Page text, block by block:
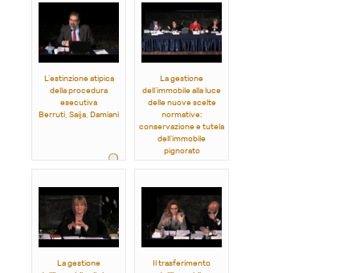
L’estinzione atipica
della procedura
esecutiva
Berruti, Saija, Damiani
La gestione
dell’immobile alla luce
delle nuove scelte
normative:
conservazione e tutela
dell’immobile
pignorato
La gestione
Il trasferimento